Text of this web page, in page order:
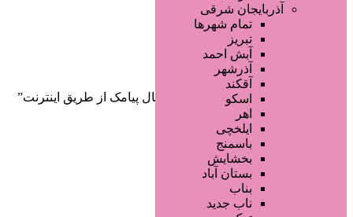
آذربایجان شرقی
تمام شهر‌ها
تبریز
آبش احمد
آذرشهر
آقکند
اسکو
اهر
ایلخچی
باسمنج
بخشایش
بستان آباد
بناب
ناب جدید
دسته‌بندی‌ها
/ محصولات برچسب خورده “ارسال پیامک از طریق اینترنت”